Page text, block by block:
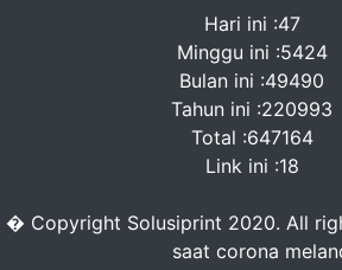
Hari ini :47
Minggu ini :5424
Bulan ini :49490
Tahun ini :220993
Total :647164
Link ini :18
� Copyright Solusiprint 2020. All
saat corona